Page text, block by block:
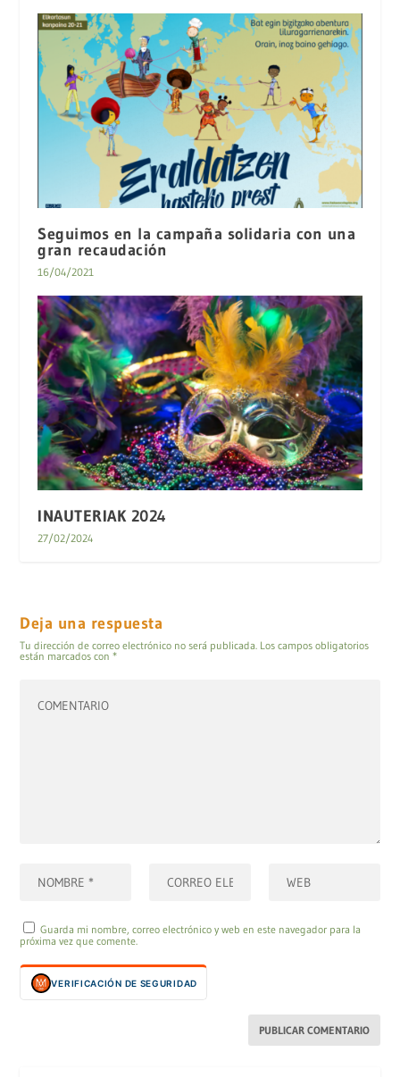
Seguimos en la campaña solidaria con una
gran recaudación
16/04/2021
INAUTERIAK 2024
27/02/2024
Deja una respuesta
Tu dirección de correo electrónico no será publicada. Los campos obligatorios
están marcados con*
Guarda mi nombre, correo electrónico y web en este navegador para la
próxima vez que comente.
VERIFICACIÓN DE SEGURIDAD